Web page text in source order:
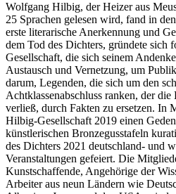
Wolfgang Hilbig, der Heizer aus
25 Sprachen gelesen wird, fand in
erste literarische Anerkennung und
dem Tod des Dichters, gründete sich
Gesellschaft, die sich seinem
Austausch und Vernetzung, um
darum, Legenden, die sich um den
Achtklassenabschluss ranken, der
verließ, durch Fakten zu ersetzen. In
Hilbig-Gesellschaft 2019 einen
künstlerischen Bronzegusstafeln
des Dichters 2021 deutschland- und
Veranstaltungen gefeiert. Die
Kunstschaffende, Angehörige der
Arbeiter aus neun Ländern wie